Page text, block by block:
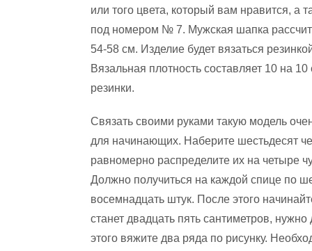
или того цвета, который вам нравится, а
под номером № 7. Мужская шапка
54-58 см. Изделие будет вязаться
Вязальная плотность составляет 10 на
резинки.
Связать своими руками такую модель
для начинающих. Наберите шестьдесят
равномерно распределите их на четыре
Должно получиться на каждой спице по
восемнадцать штук. После этого
станет двадцать пять сантиметров,
этого вяжите два ряда по рисунку.